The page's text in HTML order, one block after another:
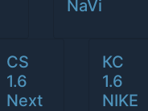
NaVi
CS
1.6
Next
КС
1.6
NIKE